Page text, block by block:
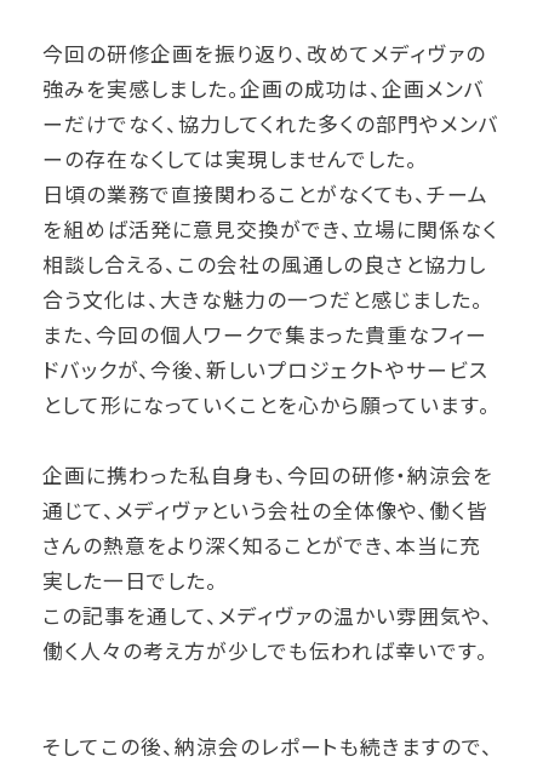
今回の研修企画を振り返り、改めてメディヴァの
強みを実感しました。企画の成功は、企画メンバ
ーだけでなく、協力してくれた多くの部門やメンバ
ーの存在なくしては実現しませんでした。
日頃の業務で直接関わることがなくても、チーム
を組めば活発に意見交換ができ、立場に関係なく
相談し合える、この会社の風通しの良さと協力し
合う文化は、大きな魅力の一つだと感じました。
また、今回の個人ワークで集まった貴重なフィー
ドバックが、今後、新しいプロジェクトやサービス
として形になっていくことを心から願っています。
企画に携わった私自身も、今回の研修・納涼会を
通じて、メディヴァという会社の全体像や、働く皆
さんの熱意をより深く知ることができ、本当に充
実した一日でした。
この記事を通して、メディヴァの温かい雰囲気や、
働く人々の考え方が少しでも伝われば幸いです。
そしてこの後、納涼会のレポートも続きますので、